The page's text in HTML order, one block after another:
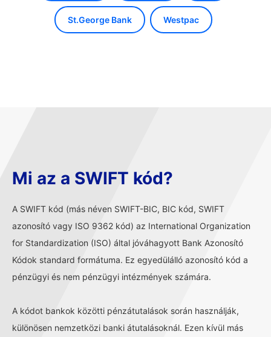
St.George Bank Westpac
Mi az a SWIFT kód?
A SWIFT kód (más néven SWIFT-BIC, BIC kód, SWIFT
azonosító vagy ISO 9362 kód) az International Organization
for Standardization (ISO) által jóváhagyott Bank Azonosító
Kódok standard formátuma. Ez egyedülálló azonosító kód a
pénzügyi és nem pénzügyi intézmények számára.
A kódot bankok közötti pénzátutalások során használják,
különösen nemzetközi banki átutalásoknál. Ezen kívül más